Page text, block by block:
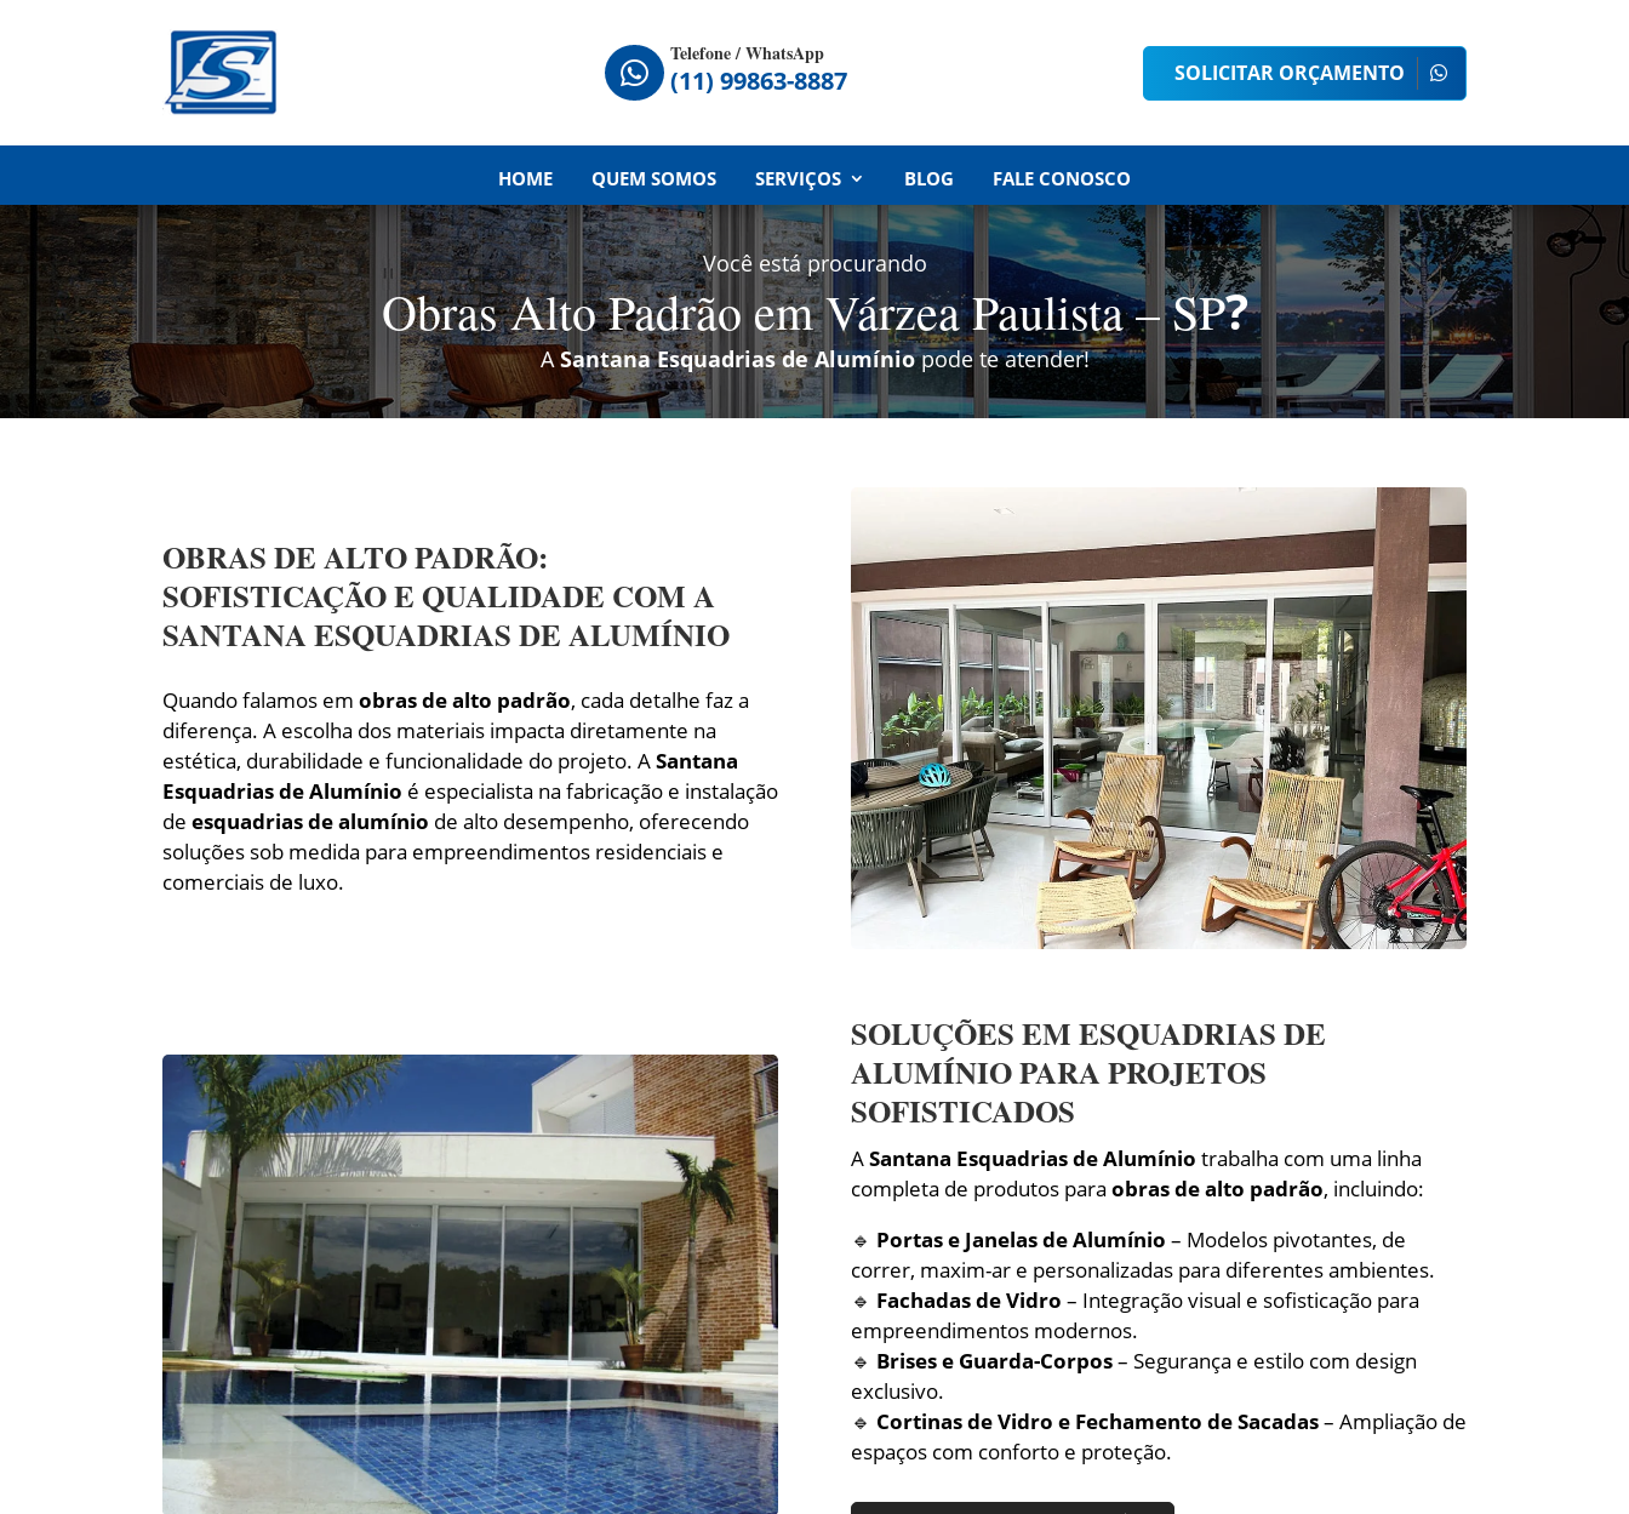

Telefone / WhatsApp
(11) 99863-8887 SOLICITAR ORÇAMENTO
HOME QUEM SOMOS SERVIÇOS BLOG FALE CONOSCO
Você está procurando
Obras Alto Padrão em Várzea Paulista – SP?
ASantana Esquadrias de Alumíniopode te atender!
OBRAS DE ALTO PADRÃO:
SOFISTICAÇÃO E QUALIDADE COM A
SANTANA ESQUADRIAS DE ALUMÍNIO
Quando falamos emobras de alto padrão, cada detalhe faz a
diferença. A escolha dos materiais impacta diretamente na
estética, durabilidade e funcionalidade do projeto. ASantana
Esquadrias de Alumínio é especialista na fabricação e instalação
deesquadrias de alumínio de alto desempenho, oferecendo
soluções sob medida para empreendimentos residenciais e
comerciais de luxo.
SOLUÇÕES EM ESQUADRIAS DE
ALUMÍNIO PARA PROJETOS
SOFISTICADOS
ASantana Esquadrias de Alumínio trabalha com uma linha
completa de produtos para obras de alto padrão, incluindo:
🔹 Portas e Janelas de Alumínio – Modelos pivotantes, de
correr, maxim-ar e personalizadas para diferentes ambientes.
🔹 Fachadas de Vidro – Integração visual e sofisticação para
empreendimentos modernos.
🔹 Brises e Guarda-Corpos– Segurança e estilo com design
exclusivo.
🔹 Cortinas de Vidro e Fechamento de Sacadas– Ampliação de
espaços com conforto e proteção.